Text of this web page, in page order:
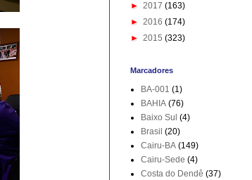
► 2017 (163)
► 2016 (174)
► 2015 (323)
Marcadores
BA-001 (1)
BAHIA (76)
Baixo Sul (4)
Brasil (20)
Cairu-BA (149)
Cairu-Sede (4)
Costa do Dendê (37)